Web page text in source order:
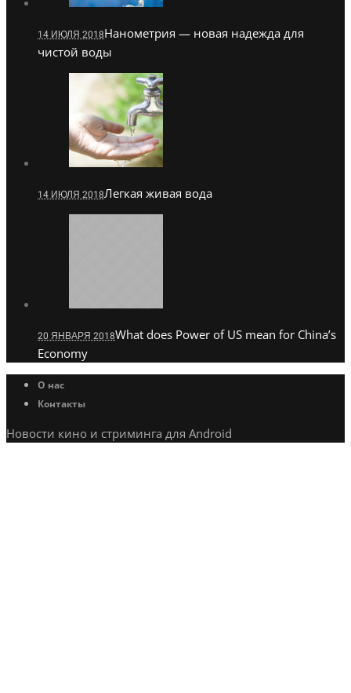
14 ИЮЛЯ 2018Нанометрия — новая надежда для
чистой воды
14 ИЮЛЯ 2018Легкая живая вода
20 ЯНВАРЯ 2018What does Power of US mean for China’s
Economy
О нас
Контакты
Новости кино и стриминга для Android